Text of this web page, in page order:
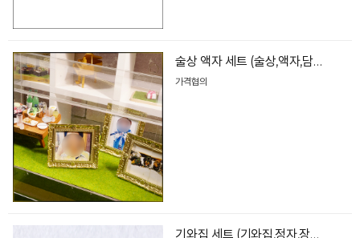
술상 액자 세트 (술상,액자,담배,아크릴케이스)
가격협의
기와집 세트 (기와집,정자,장독대,감나무,잔디)